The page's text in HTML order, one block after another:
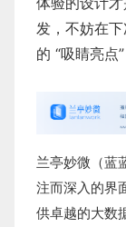
发，不妨在
的 “吸睛亮点”
兰亭妙微（蓝
注而深入的界
供卓越的大数